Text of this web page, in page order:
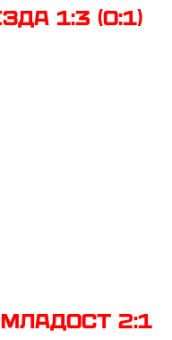
1:3 (0:1)
2:1